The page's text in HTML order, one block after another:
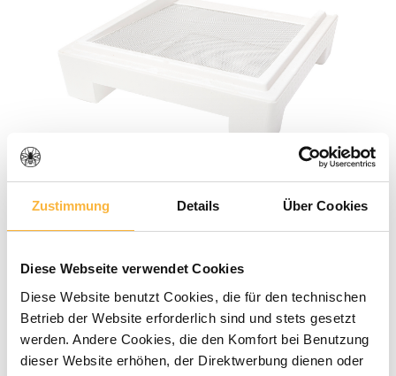
Zustimmung Details Über Cookies
Diese Webseite verwendet Cookies
Diese Website benutzt Cookies, die für den technischen
Betrieb der Website erforderlich sind und stets gesetzt
werden. Andere Cookies, die den Komfort bei Benutzung
dieser Website erhöhen, der Direktwerbung dienen oder
Average rating of 0 out of 5 stars
0 Reviews
€26.90*
Prices incl. VAT plus shipping costs